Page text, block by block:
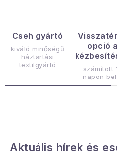
Sport és szabadban
Gyermekeknek
Sziasztok, hív a nyár.
Cseh gyártó
kiváló minőségű
háztartási
textilgyártó
opció a
számított
napon
Aktuális hírek és